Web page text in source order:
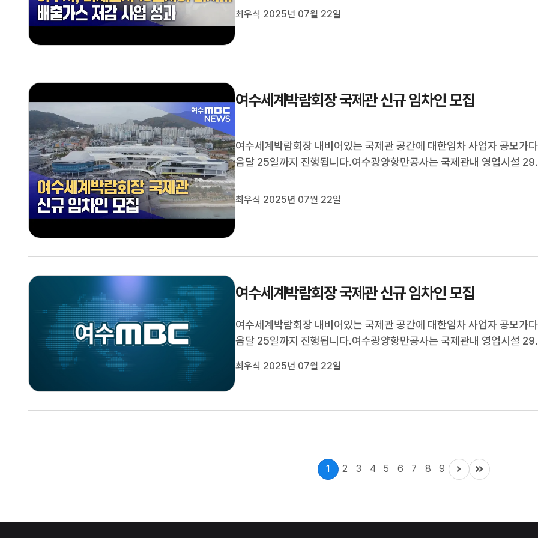
년부터 지금까지 9천 240대를 조기 폐차했으며,그 결과, 지난해 연평균
최우식 2025년 07월 22일
여수세계박람회장 국제관 신규 임차인 모집
여수세계박람회장 내비어있는 국제관 공간에 대한임차 사업자 공모가다
음달 25일까지 진행됩니다.여수광양항만공사는 국제관내 영업시설 29
설은 물론, 전시·체험시설 등 다양한 문화시설이 입주할 수 있도록임차 사
최우식 2025년 07월 22일
여수세계박람회장 국제관 신규 임차인 모집
여수세계박람회장 내비어있는 국제관 공간에 대한임차 사업자 공모가다
음달 25일까지 진행됩니다.여수광양항만공사는 국제관내 영업시설 29
설은 물론, 전시·체험시설 등 다양한 문화시설이 입주할 수 있도록임차 사
최우식 2025년 07월 22일
1 2 3 4 5 6 7 8 9